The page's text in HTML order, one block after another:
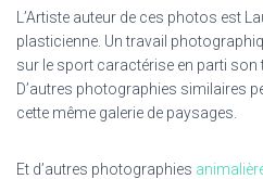
L’Artiste auteur de ces photos est
plasticienne. Un travail
sur le sport caractérise en parti son
D’autres photographies similaires
cette même galerie de paysages.
Et d’autres photographies